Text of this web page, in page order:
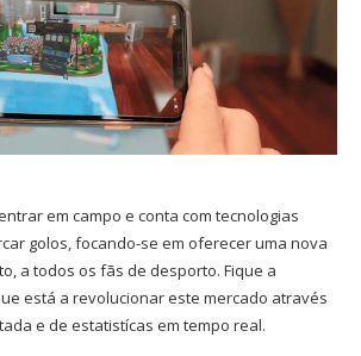
em campo e conta com tecnologias
golos, focando-se em oferecer uma nova
a todos os fãs de desporto. Fique a
está a revolucionar este mercado através
e de estatistícas em tempo real.